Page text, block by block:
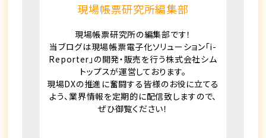
現場帳票研究所編集部
現場帳票研究所の編集部です！
当ブログは現場帳票電子化ソリューション「i-
Reporter」の開発・販売を行う株式会社シム
トップスが運営しております。
現場DXの推進に奮闘する皆様のお役に立てる
よう、業界情報を定期的に配信致しますので、
ぜひ御覧ください！